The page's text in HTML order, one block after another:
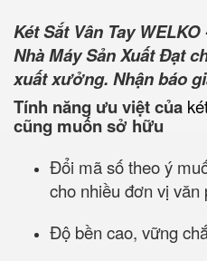
Két Sắt Vân Tay
Nhà Máy Sản Xuất Đạt
xuất xưởng. Nhận báo
Tính năng ưu việt của
cũng muốn sở hữu
Đổi mã số theo ý
cho nhiều đơn vị văn
Độ bền cao, vững